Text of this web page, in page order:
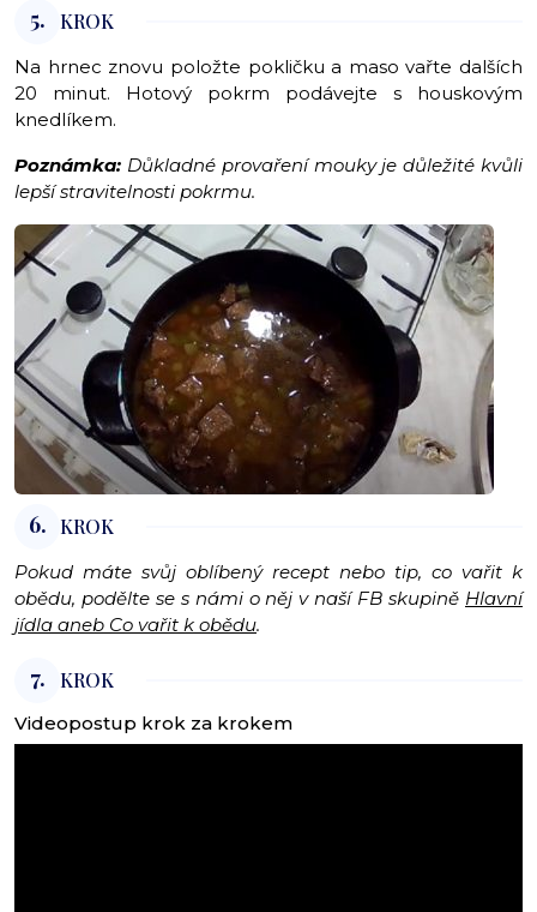
5. KROK
Na hrnec znovu položte pokličku a maso vařte dalších
20 minut. Hotový pokrm podávejte s houskovým
knedlíkem.
Poznámka: Důkladné provaření mouky je důležité kvůli
lepší stravitelnosti pokrmu.
6. KROK
Pokud máte svůj oblíbený recept nebo tip, co vařit k
obědu, podělte se s námi o něj v naší FB skupině Hlavní
jídla aneb Co vařit k obědu.
7. KROK
Videopostup krok za krokem